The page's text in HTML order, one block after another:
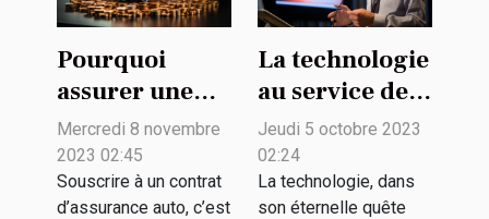
Pourquoi
assurer une
voiture ?
Mercredi 8 novembre
2023 02:45
Souscrire à un contrat
d’assurance auto, c’est
La technologie
au service de
la biodiversité
: enjeux et
défis
Jeudi 5 octobre 2023
02:24
La technologie, dans
son éternelle quête